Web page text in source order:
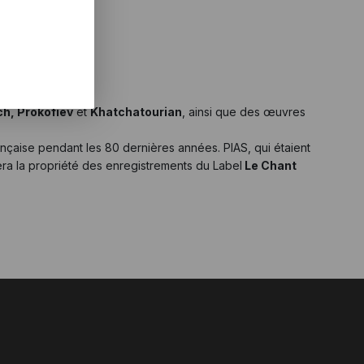
ProkofievetKhatchatourian , ainsi que des œuvres
pendant les 80 dernières années. PIAS, qui étaient
la propriété des enregistrements du Label Le Chant